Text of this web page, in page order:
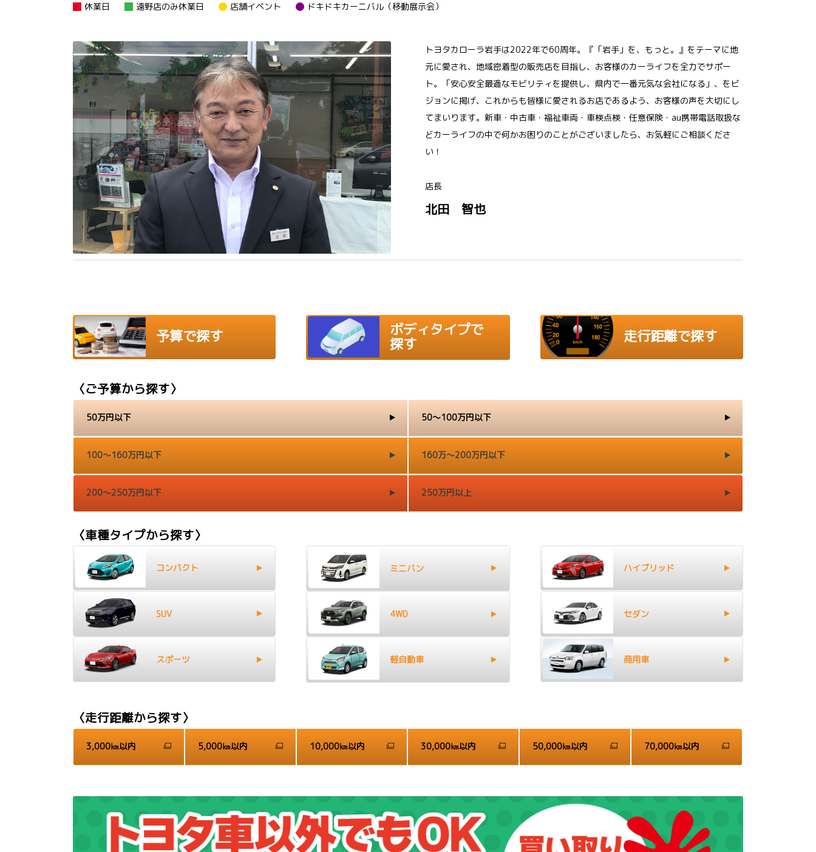
休業日 遠野店のみ休業日 店舗イベント ドキドキカーニバル（移動展示会）
トヨタカローラ岩手は2022年で60周年。『「岩手」を、もっと。』をテーマに地
元に愛され、地域密着型の販売店を目指し、お客様のカーライフを全力でサポー
ト。「安心安全最適なモビリティを提供し、県内で一番元気な会社になる」、をビ
ジョンに掲げ、これからも皆様に愛されるお店であるよう、お客様の声を大切にし
てまいります。新車・中古車・福祉車両・車検点検・任意保険・au携帯電話取扱な
どカーライフの中で何かお困りのことがございましたら、お気軽にご相談くださ
い！
店長
北田 智也
予算で探す ボディタイプで
探す 走行距離で探す
〈ご予算から探す〉
50万円以下 50～100万円以下
100～160万円以下 160万～200万円以下
200～250万円以下 250万円以上
〈車種タイプから探す〉
コンパクト ミニバン ハイブリッド
SUV 4WD セダン
スポーツ 軽自動車 商用車
〈走行距離から探す〉
3,000㎞以内 5,000㎞以内 10,000㎞以内 30,000㎞以内 50,000㎞以内 70,000㎞以内